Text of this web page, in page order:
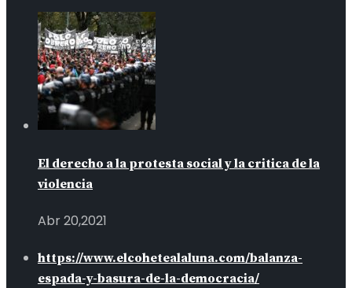
El derecho a la protesta social y la critica de la
violencia
Abr 20,2021
https://www.elcohetealaluna.com/balanza-
espada-y-basura-de-la-democracia/